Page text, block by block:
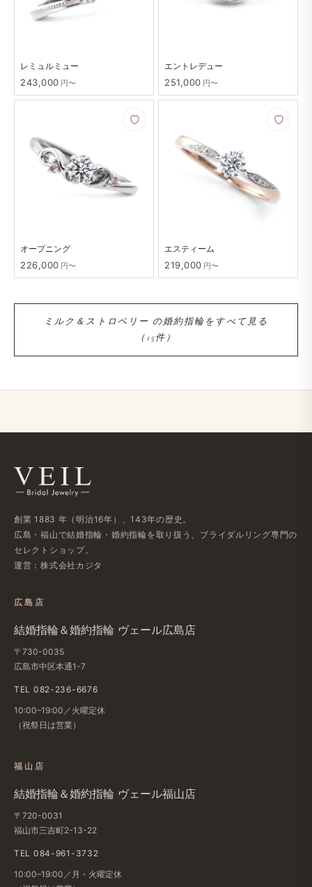
レミュルミュー
243,000 円〜
エントレデュー
251,000 円〜
オープニング
226,000 円〜
エスティーム
219,000 円〜
ミルク＆ストロベリー の​婚約指輪を​すべて​見る​
（15件）
創業 1883 年​（明治16年）、​143年の​歴史。
広島・福山で​結婚指輪・婚約指輪を​取り扱う、​ブライダルリング専門の​
セレクトショップ。
運営：株式会社カジタ
広島店
結婚​指輪＆婚約指輪 ヴェール​広島店
〒730-0035
広島市中区本通1-7
TEL 082-236-6676
10:00–19:00／火曜定休
（祝祭日は​営業）
福山店
結婚​指輪＆婚約指輪 ヴェール福山店
〒720-0031
福山市三吉町2-13-22
TEL 084-961-3732
10:00–19:00／月・火曜定休